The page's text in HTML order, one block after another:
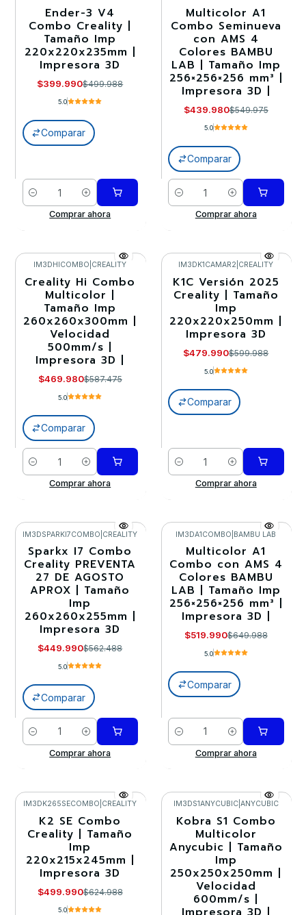
-20%Ender-3 V4
Combo Creality |
Tamaño Imp
220x220x235mm |
Impresora 3D
$399.990$499.988
5.0
Comparar
Cantidad
Comprar ahora
-20%
Multicolor A1
Combo Seminueva
con AMS 4
Colores BAMBU
LAB | Tamaño Imp
256×256×256 mm³ |
Impresora 3D |
$439.980$549.975
5.0
Comparar
Cantidad
Comprar ahora
-20%
IM3DHICOMBO CREALITY
Creality Hi Combo
Multicolor |
Tamaño Imp
260x260x300mm |
Velocidad
500mm/s |
Impresora 3D |
$469.980$587.475
5.0
Comparar
Cantidad
Comprar ahora
-20%
IM3DK1CAMAR2 CREALITY
K1C Versión 2025
Creality | Tamaño
Imp
220x220x250mm |
Impresora 3D
$479.990$599.988
5.0
Comparar
Cantidad
Comprar ahora
-20%
IM3DSPARKI7COMBO CREALITY
Sparkx I7 Combo
Creality PREVENTA
27 DE AGOSTO
APROX | Tamaño
Imp
260x260x255mm |
Impresora 3D
$449.990$562.488
5.0
Comparar
Cantidad
Comprar ahora
-20%
IM3DA1COMBO BAMBU LAB
Multicolor A1
Combo con AMS 4
Colores BAMBU
LAB | Tamaño Imp
256×256×256 mm³ |
Impresora 3D |
$519.990$649.988
5.0
Comparar
Cantidad
Comprar ahora
-20%
IM3DK265SECOMBO CREALITY
K2 SE Combo
Creality | Tamaño
Imp
220x215x245mm |
Impresora 3D
$499.990$624.988
5.0
-20%
Agotado
IM3DS1ANYCUBIC| ANYCUBIC
Kobra S1 Combo
Multicolor
Anycubic | Tamaño
Imp
250x250x250mm |
Velocidad
600mm/s |